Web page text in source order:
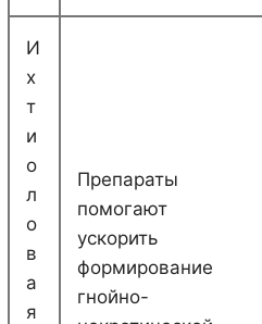
И
х
т
и
о
л
о
в
а
я
Препараты
помогают
ускорить
формирование
гнойно-